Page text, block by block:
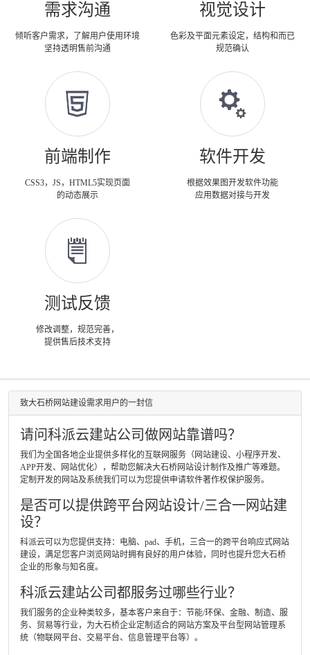
需求沟通
倾听客户需求，了解用户使用环境
坚持透明售前沟通
视觉设计
色彩及平面元素设定，结构和而已
规范确认
前端制作
CSS3，JS，HTML5实现页面
的动态展示
软件开发
根据效果图开发软件功能
应用数据对接与开发
测试反馈
修改调整，规范完善，
提供售后技术支持
致大石桥网站建设需求用户的一封信
请问科派云建站公司做网站靠谱吗？
我们为全国各地企业提供多样化的互联网服务（网站建设、小程序开发、
APP开发、网站优化），帮助您解决大石桥网站设计制作及推广等难题。
定制开发的网站及系统我们可以为您提供申请软件著作权保护服务。
是否可以提供跨平台网站设计/三合一网站建
设？
科派云可以为您提供支持：电脑、pad、手机，三合一的跨平台响应式网站
建设，满足您客户浏览网站时拥有良好的用户体验，同时也提升您大石桥
企业的形象与知名度。
科派云建站公司都服务过哪些行业？
我们服务的企业种类较多，基本客户来自于：节能/环保、金融、制造、服
务、贸易等行业，为大石桥企业定制适合的网站方案及平台型网站管理系
统（物联网平台、交易平台、信息管理平台等）。